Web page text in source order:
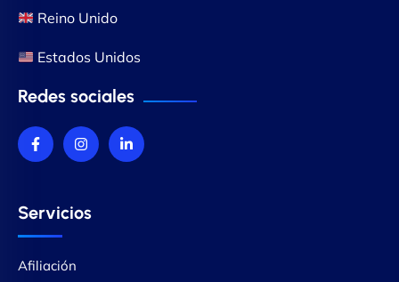
Reino Unido
Estados Unidos
Redes sociales
Servicios
Afiliación